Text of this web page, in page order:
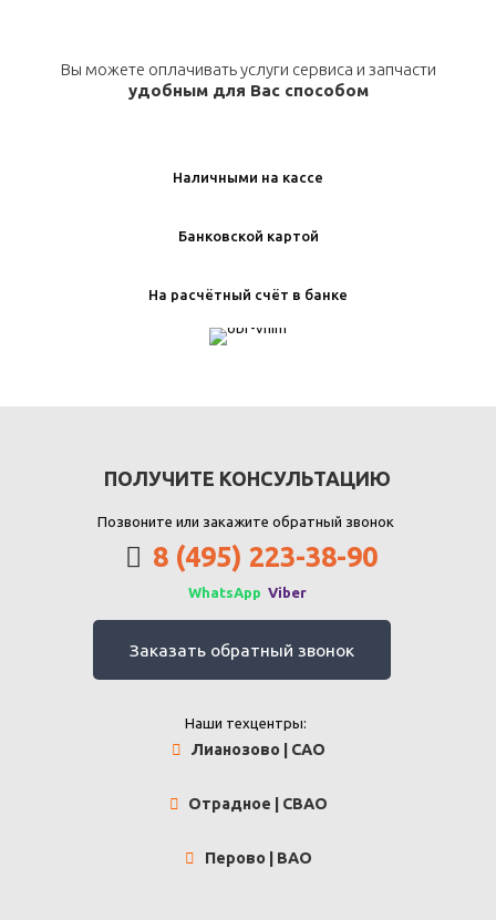
Вы можете оплачивать услуги сервиса и запчасти
удобным для Вас способом
Наличными на кассе
Банковской картой
На расчётный счёт в банке
ПОЛУЧИТЕ КОНСУЛЬТАЦИЮ
Позвоните или закажите обратный звонок
8 (495) 223-38-90
WhatsApp Viber
Заказать обратный звонок
Наши техцентры:
Лианозово | САО
Отрадное | СВАО
Перово | ВАО